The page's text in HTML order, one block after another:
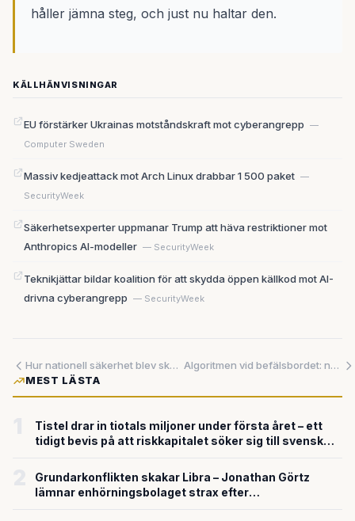
håller jämna steg, och just nu haltar den.
KÄLLHÄNVISNINGAR
EU förstärker Ukrainas motståndskraft mot cyberangrepp —
Computer Sweden
Massiv kedjeattack mot Arch Linux drabbar 1 500 paket —
SecurityWeek
Säkerhetsexperter uppmanar Trump att häva restriktioner mot
Anthropics AI-modeller — SecurityWeek
Teknikjättar bildar koalition för att skydda öppen källkod mot AI-
drivna cyberangrepp — SecurityWeek
Hur nationell säkerhet blev skölden för Elon Musks gasturbiner utan tillstånd
Algoritmen vid befälsbordet: när maskinen får råda över liv och död
MEST LÄSTA
Tistel drar in tiotals miljoner under första året – ett
tidigt bevis på att riskkapitalet söker sig till svensk
Grundarkonflikten skakar Libra – Jonathan Görtz
lämnar enhörningsbolaget strax efter